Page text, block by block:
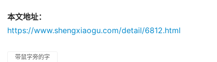
本文地址：
https://www.shengxiaogu.com/detail/6812.html
带鼠字旁的字​